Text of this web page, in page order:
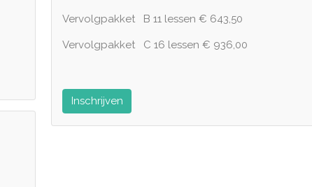
Vervolgpakket B 11 lessen € 643,50
Vervolgpakket C 16 lessen € 936,00
Inschrijven